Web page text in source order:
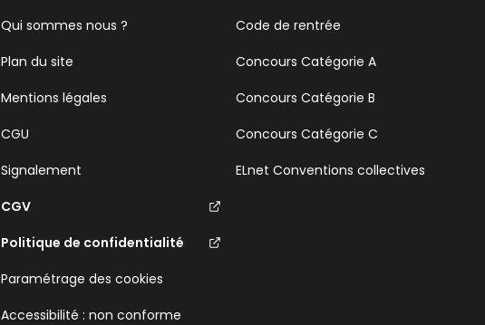
Qui sommes nous ?
Plan du site
Mentions légales
CGU
Signalement
CGV
Politique de confidentialité
Paramétrage des cookies
Accessibilité : non conforme
Code de rentrée
Concours Catégorie A
Concours Catégorie B
Concours Catégorie C
ELnet Conventions collectives